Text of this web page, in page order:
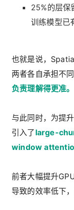
25%的层保
训练模型已
也就是说，
两者各自承担不
负责理解得更准。
与此同时，为提
引入了 large-
window
前者大幅提升
导致的效率低下